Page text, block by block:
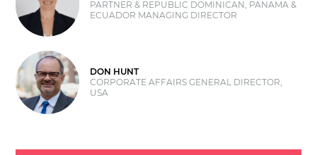
PARTNER & REPUBLIC DOMINICAN, PANAMA &
ECUADOR MANAGING DIRECTOR
DON HUNT
CORPORATE AFFAIRS GENERAL DIRECTOR,
USA